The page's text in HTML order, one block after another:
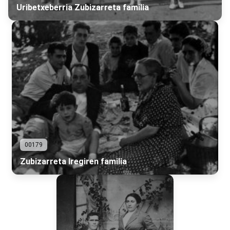
Uribetxeberria Zubizarreta familia
00179
Zubizarreta Iregiren familia